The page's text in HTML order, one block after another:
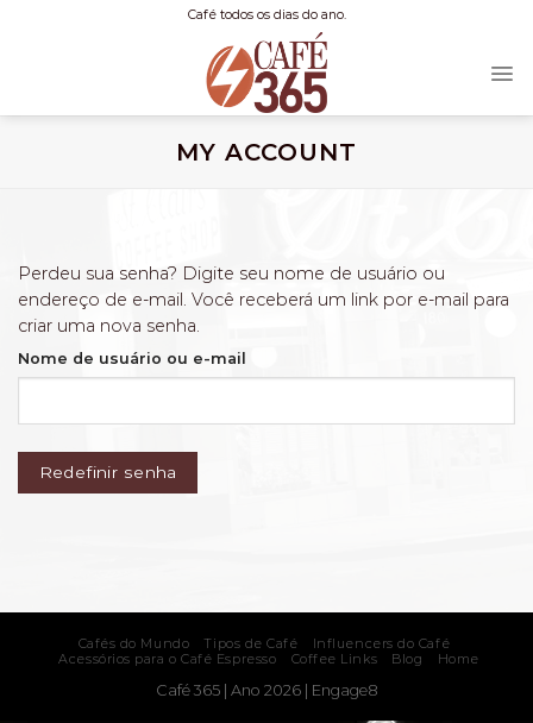
Café todos os dias do ano.
MY ACCOUNT
Perdeu sua senha? Digite seu nome de usuário ou
endereço de e-mail. Você receberá um link por e-mail para
criar uma nova senha.
Nome de usuário ou e-mail
Redefinir senha
Cafés do Mundo Tipos de Café
Influencers do Café
Acessórios para o Café Espresso
Coffee Links Blog Home
Café 365 | Ano 2026 | Engage8